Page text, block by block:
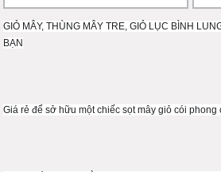
GIỎ MÂY, THÙNG MÂY TRE, GIỎ LỤC BÌNH
BẠN
Giá rẻ để sở hữu một chiếc sọt mây giỏ cói phong